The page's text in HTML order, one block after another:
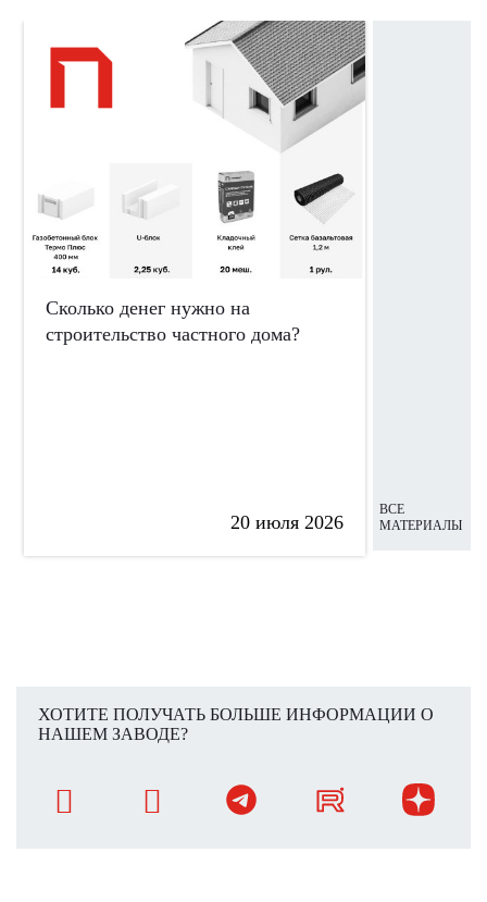
Сколько денег нужно на
строительство частного дома?
20 июля 2026
ВСЕ
МАТЕРИАЛЫ
ХОТИТЕ ПОЛУЧАТЬ БОЛЬШЕ ИНФОРМАЦИИ О
НАШЕМ ЗАВОДЕ?